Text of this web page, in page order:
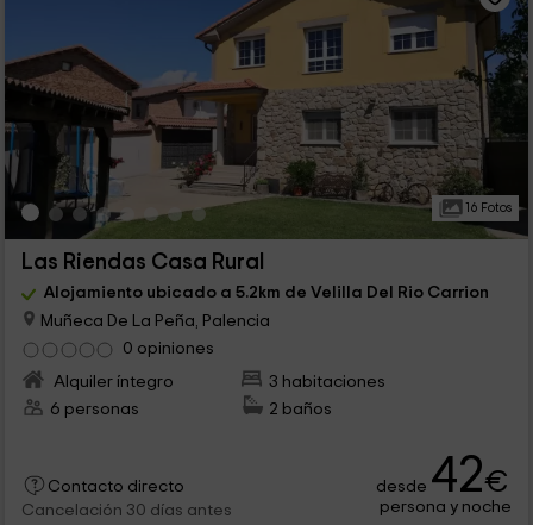
16 Fotos
Las Riendas Casa Rural
Alojamiento ubicado a 5.2km de Velilla Del Rio Carrion
Muñeca De La Peña, Palencia
0 opiniones
Alquiler íntegro
3 habitaciones
6 personas
2 baños
Contacto directo
Cancelación 30 días antes
desde 42€
persona y noche